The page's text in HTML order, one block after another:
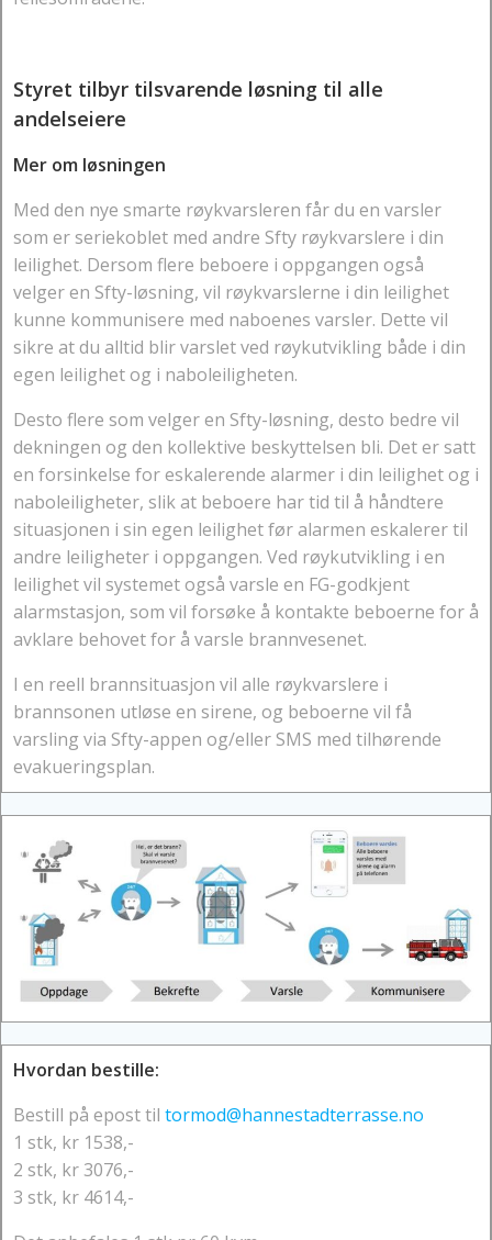
Styret tilbyr tilsvarende løsning til alle
andelseiere
Mer om løsningen
Med den nye smarte røykvarsleren får du en varsler
som er seriekoblet med andre Sfty røykvarslere i din
leilighet. Dersom flere beboere i oppgangen også
velger en Sfty-løsning, vil røykvarslerne i din leilighet
kunne kommunisere med naboenes varsler. Dette vil
sikre at du alltid blir varslet ved røykutvikling både i din
egen leilighet og i naboleiligheten.
Desto flere som velger en Sfty-løsning, desto bedre vil
dekningen og den kollektive beskyttelsen bli. Det er satt
en forsinkelse for eskalerende alarmer i din leilighet og i
naboleiligheter, slik at beboere har tid til å håndtere
situasjonen i sin egen leilighet før alarmen eskalerer til
andre leiligheter i oppgangen. Ved røykutvikling i en
leilighet vil systemet også varsle en FG-godkjent
alarmstasjon, som vil forsøke å kontakte beboerne for å
avklare behovet for å varsle brannvesenet.
I en reell brannsituasjon vil alle røykvarslere i
brannsonen utløse en sirene, og beboerne vil få
varsling via Sfty-appen og/eller SMS med tilhørende
evakueringsplan.
Hvordan bestille:
Bestill på epost til tormod@hannestadterrasse.no
1 stk, kr 1538,-
2 stk, kr 3076,-
3 stk, kr 4614,-